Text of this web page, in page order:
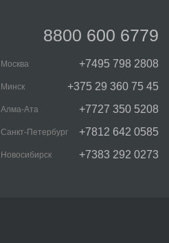
8800 600 6779
Москва +7495 798 2808
Минск +375 29 360 75 45
Алма-Ата +7727 350 5208
Санкт-Петербург +7812 642 0585
Новосибирск +7383 292 0273